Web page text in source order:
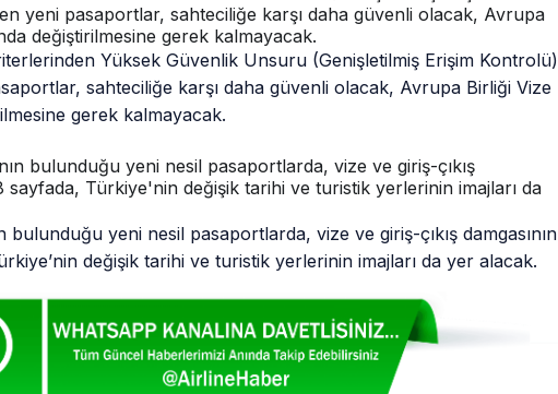
Yüksek Güvenlik Unsuru (Genişletilmiş Erişim Kontrolü)
sahteciliğe karşı daha güvenli olacak, Avrupa Birliği Vize
gerek kalmayacak.
bulunduğu yeni nesil pasaportlarda, vize ve giriş-çıkış damgasının
değişik tarihi ve turistik yerlerinin imajları da yer alacak.